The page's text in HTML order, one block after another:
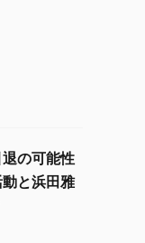
の可能性
と浜田雅